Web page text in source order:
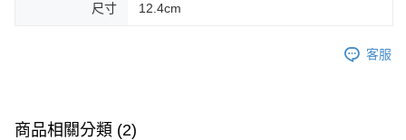
尺寸 12.4cm
客服
商品相關分類 (2)